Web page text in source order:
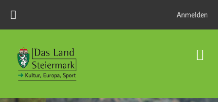
Anmelden